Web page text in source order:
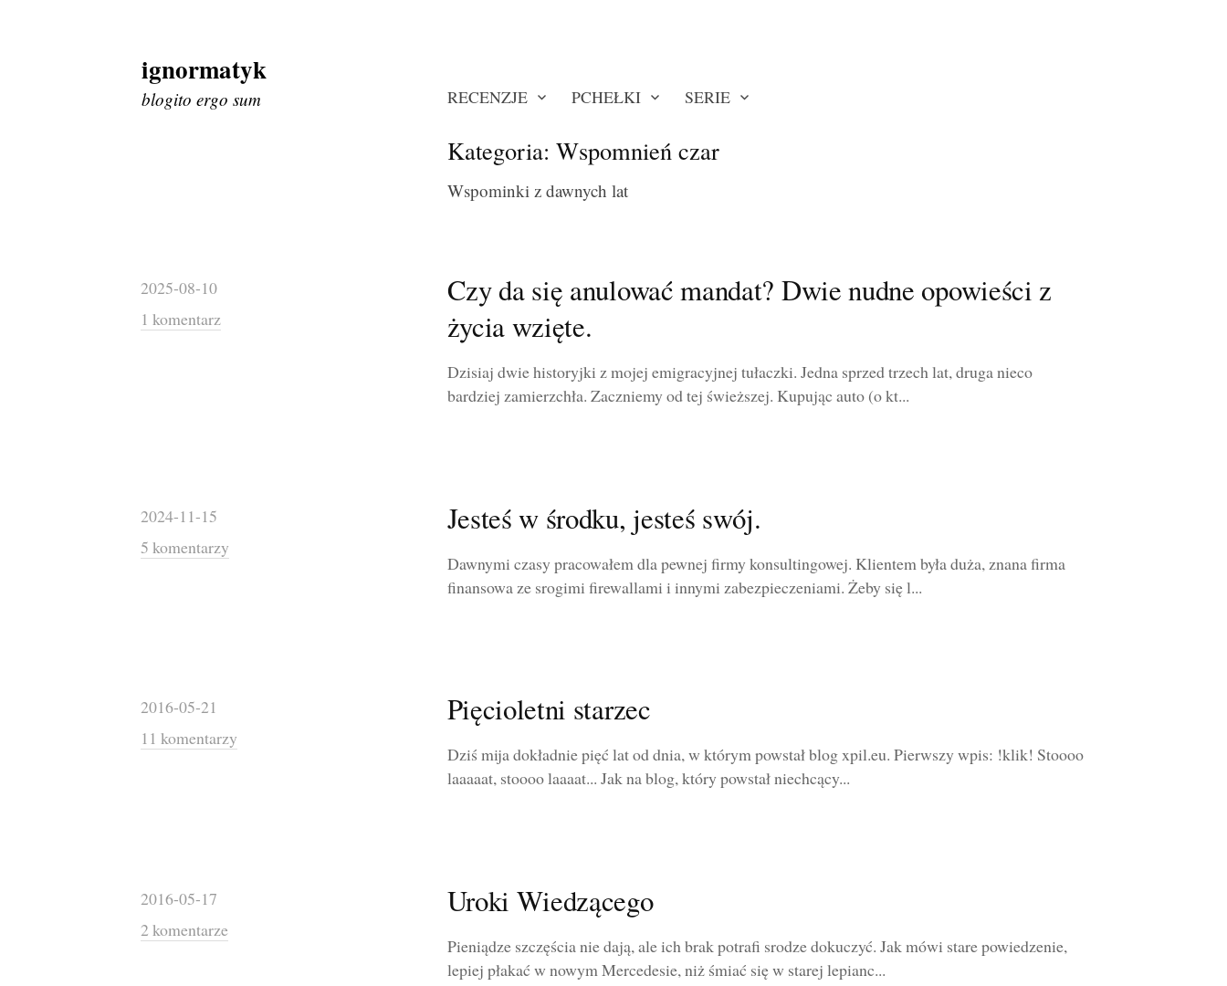
Skip
to
content
ignormatyk
blogito ergo sum RECENZJE PCHEŁKI SERIE
Kategoria: Wspomnień czar
Wspominki z dawnych lat
2025-08-10
1 komentarz
Czy da się anulować mandat? Dwie nudne opowieści z
życia wzięte.
Dzisiaj dwie historyjki z mojej emigracyjnej tułaczki. Jedna sprzed trzech lat, druga nieco
bardziej zamierzchła. Zaczniemy od tej świeższej. Kupując auto (o kt...
2024-11-15
5 komentarzy
Jesteś w środku, jesteś swój.
Dawnymi czasy pracowałem dla pewnej firmy konsultingowej. Klientem była duża, znana firma
finansowa ze srogimi firewallami i innymi zabezpieczeniami. Żeby się l...
2016-05-21
11 komentarzy
Pięcioletni starzec
Dziś mija dokładnie pięć lat od dnia, w którym powstał blog xpil.eu. Pierwszy wpis: !klik! Stoooo
laaaaat, stoooo laaaat... Jak na blog, który powstał niechcący...
2016-05-17
2 komentarze
Uroki Wiedzącego
Pieniądze szczęścia nie dają, ale ich brak potrafi srodze dokuczyć. Jak mówi stare powiedzenie,
lepiej płakać w nowym Mercedesie, niż śmiać się w starej lepianc...